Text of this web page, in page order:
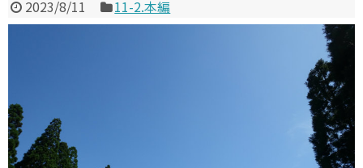
2023/8/11 11-2.本編